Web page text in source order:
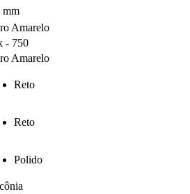
mm
Amarelo
- 750
Amarelo
Reto
Reto
Polido